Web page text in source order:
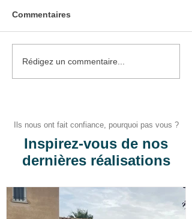
Pose d'une Porte
Commentaires
Rédigez un commentaire...
Ils nous ont fait confiance, pourquoi pas vous ?
Inspirez-vous de nos
dernières réalisations